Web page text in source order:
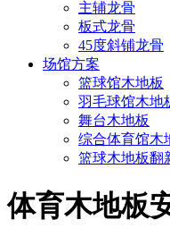
主辅龙骨
板式龙骨
45度斜铺龙骨
场馆方案
篮球馆木地板
羽毛球馆木地
舞台木地板
综合体育馆木
篮球木地板翻
体育木地板